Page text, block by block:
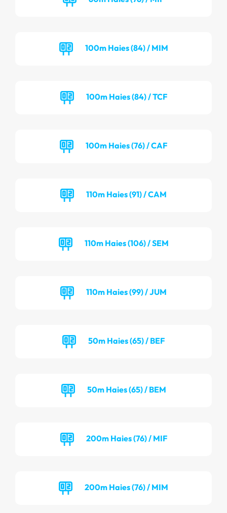
100m Haies (84) / MIM
100m Haies (84) / TCF
100m Haies (76) / CAF
110m Haies (91) / CAM
110m Haies (106) / SEM
110m Haies (99) / JUM
50m Haies (65) / BEF
50m Haies (65) / BEM
200m Haies (76) / MIF
200m Haies (76) / MIM